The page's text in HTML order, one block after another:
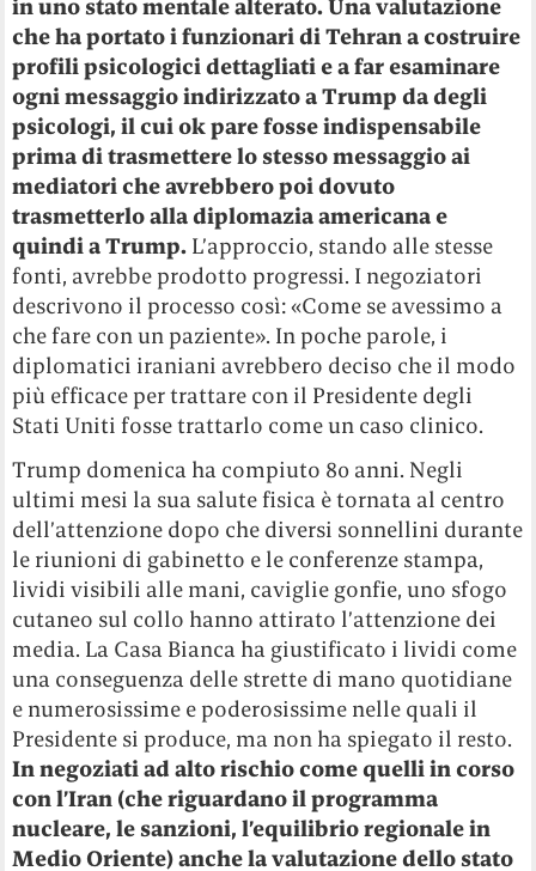
in uno stato mentale alterato. Una valutazione
che ha portato i funzionari di Tehran a costruire
profili psicologici dettagliati e a far esaminare
ogni messaggio indirizzato a Trump da degli
psicologi, il cui ok pare fosse indispensabile
prima di trasmettere lo stesso messaggio ai
mediatori che avrebbero poi dovuto
trasmetterlo alla diplomazia americana e
quindi a Trump. L’approccio, stando alle stesse
fonti, avrebbe prodotto progressi. I negoziatori
descrivono il processo così: «Come se avessimo a
che fare con un paziente». In poche parole, i
diplomatici iraniani avrebbero deciso che il modo
più efficace per trattare con il Presidente degli
Stati Uniti fosse trattarlo come un caso clinico.
Trump domenica ha compiuto 80 anni. Negli
ultimi mesi la sua salute fisica è tornata al centro
dell’attenzione dopo che diversi sonnellini durante
le riunioni di gabinetto e le conferenze stampa,
lividi visibili alle mani, caviglie gonfie, uno sfogo
cutaneo sul collo hanno attirato l’attenzione dei
media. La Casa Bianca ha giustificato i lividi come
una conseguenza delle strette di mano quotidiane
e numerosissime e poderosissime nelle quali il
Presidente si produce, ma non ha spiegato il resto.
In negoziati ad alto rischio come quelli in corso
con l’Iran (che riguardano il programma
nucleare, le sanzioni, l’equilibrio regionale in
Medio Oriente) anche la valutazione dello stato